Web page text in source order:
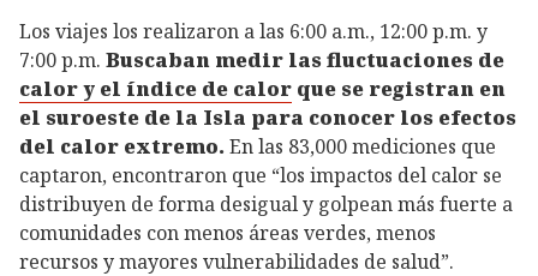
Los viajes los realizaron a las 6:00 a.m., 12:00 p.m. y
7:00 p.m. Buscaban medir las fluctuaciones de
calor y el índice de calor que se registran en
el suroeste de la Isla para conocer los efectos
del calor extremo. En las 83,000 mediciones que
captaron, encontraron que “los impactos del calor se
distribuyen de forma desigual y golpean más fuerte a
comunidades con menos áreas verdes, menos
recursos y mayores vulnerabilidades de salud”.